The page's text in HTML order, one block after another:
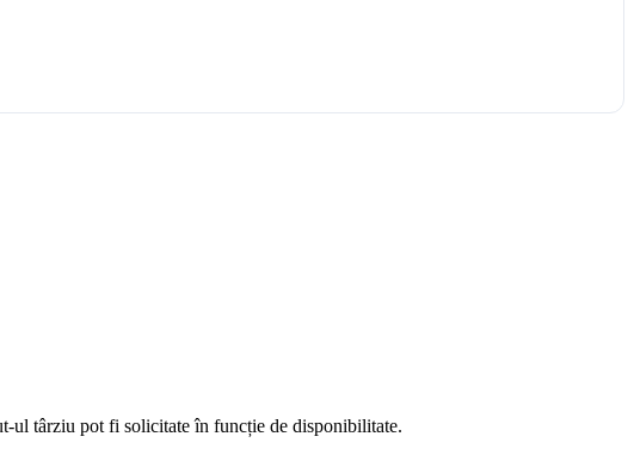
ul târziu pot fi solicitate în funcție de disponibilitate.